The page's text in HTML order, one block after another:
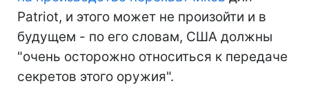
Patriot, и этого может не произойти и в
будущем - по его словам, США должны
"очень осторожно относиться к передаче
секретов этого оружия".